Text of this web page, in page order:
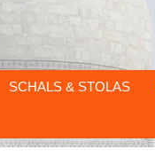
SCHALS & STOLAS